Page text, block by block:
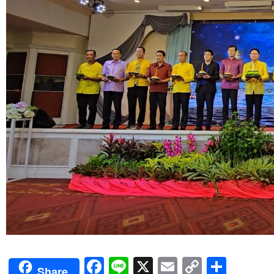
Facebook
Line
X Email
Copy